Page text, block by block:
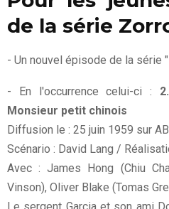
de la série
- Un nouvel épisode de la série "
- En l'occurrence celui-ci :
Monsieur petit chinois
Diffusion le : 25 juin 1959 sur
Scénario : David Lang /
Avec : James Hong (Chiu
Vinson), Oliver Blake (Tomas